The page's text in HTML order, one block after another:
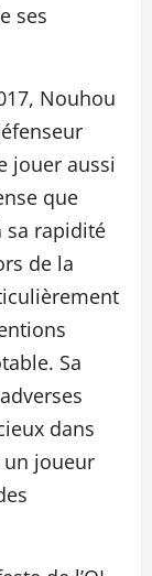
ses
Nouhou
jouer aussi
que
sa rapidité
de la
Sa
dans
un joueur